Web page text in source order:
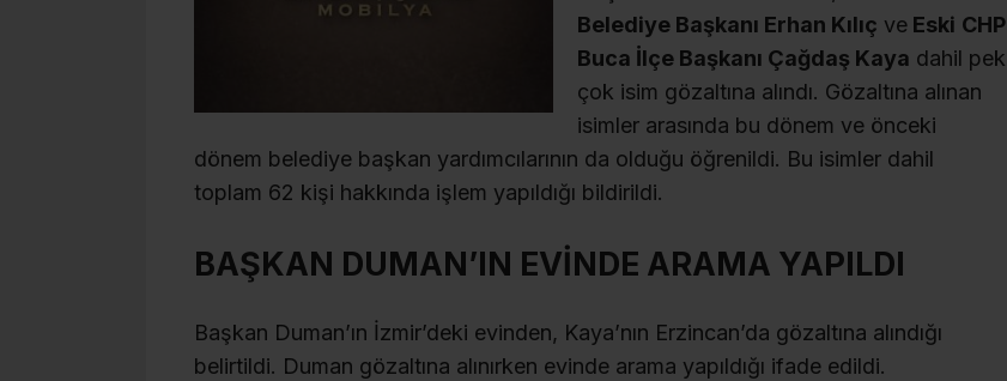
Belediye Başkanı Erhan Kılıç ve Eski CHP
Buca İlçe Başkanı Çağdaş Kaya dahil pek
çok isim gözaltına alındı. Gözaltına alınan
isimler arasında bu dönem ve önceki
dönem belediye başkan yardımcılarının da olduğu öğrenildi. Bu isimler dahil
toplam 62 kişi hakkında işlem yapıldığı bildirildi.
BAŞKAN DUMAN’IN EVİNDE ARAMA YAPILDI
Başkan Duman’ın İzmir’deki evinden, Kaya’nın Erzincan’da gözaltına alındığı
belirtildi. Duman gözaltına alınırken evinde arama yapıldığı ifade edildi.